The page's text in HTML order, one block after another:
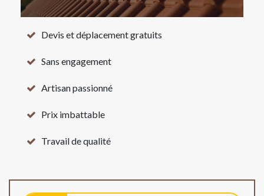
Devis et déplacement gratuits
Sans engagement
Artisan passionné
Prix imbattable
Travail de qualité